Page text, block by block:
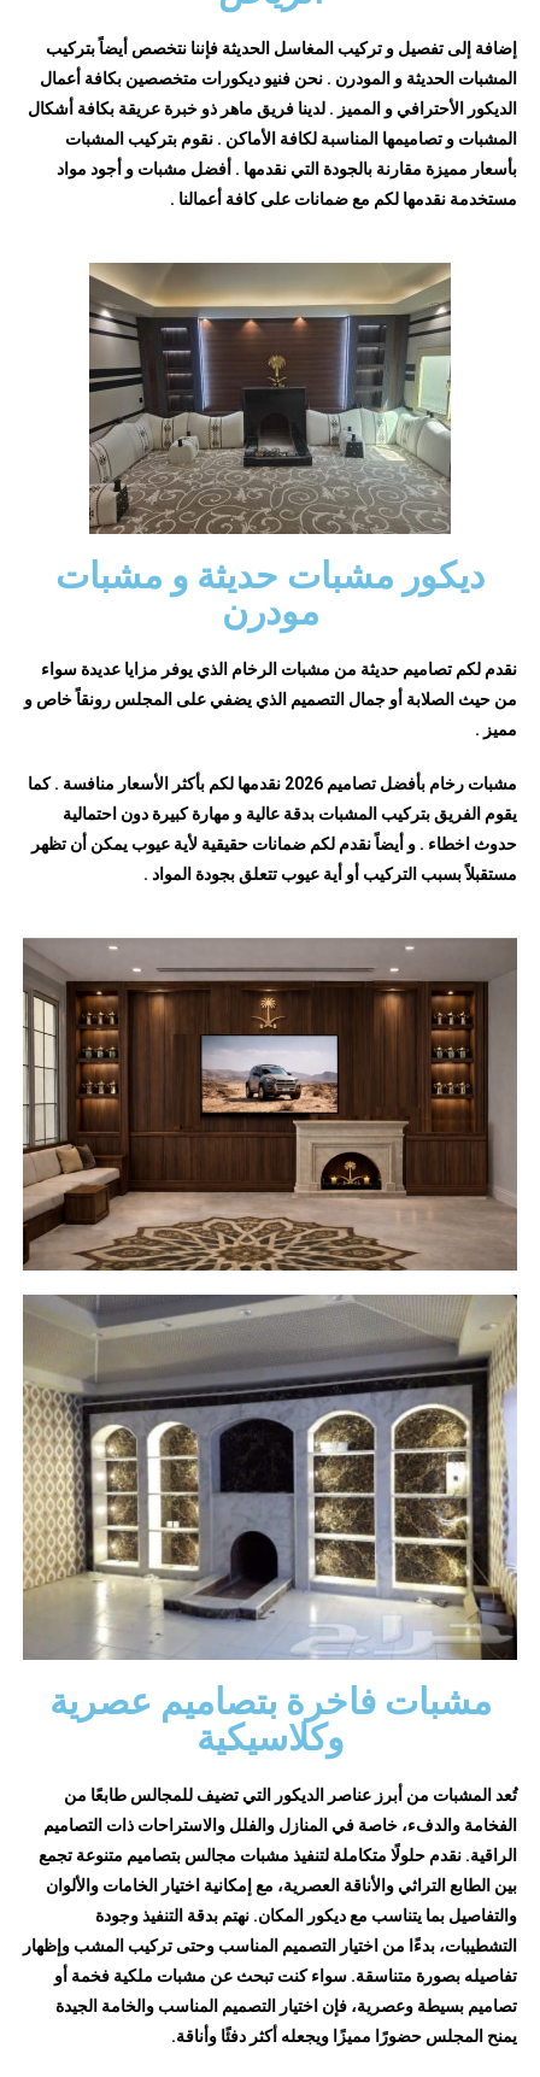
إضافة إلى تفصيل و تركيب المغاسل الحديثة فإننا نتخصص أيضاً بتركيب
المشبات الحديثة و المودرن . نحن فنيو ديكورات متخصصين بكافة أعمال
الديكور الأحترافي و المميز . لدينا فريق ماهر ذو خبرة عريقة بكافة أشكال
المشبات و تصاميمها المناسبة لكافة الأماكن . نقوم بتركيب المشبات
بأسعار مميزة مقارنة بالجودة التي نقدمها . أفضل مشبات و أجود مواد
مستخدمة نقدمها لكم مع ضمانات على كافة أعمالنا .
ديكور مشبات حديثة و مشبات
مودرن
نقدم لكم تصاميم حديثة من مشبات الرخام الذي يوفر مزايا عديدة سواء
من حيث الصلابة أو جمال التصميم الذي يضفي على المجلس رونقاً خاص و
مميز .
مشبات رخام بأفضل تصاميم 2026 نقدمها لكم بأكثر الأسعار منافسة . كما
يقوم الفريق بتركيب المشبات بدقة عالية و مهارة كبيرة دون احتمالية
حدوث اخطاء . و أيضاً نقدم لكم ضمانات حقيقية لأية عيوب يمكن أن تظهر
مستقبلاً بسبب التركيب أو أية عيوب تتعلق بجودة المواد .
مشبات فاخرة بتصاميم عصرية
وكلاسيكية
تُعد المشبات من أبرز عناصر الديكور التي تضيف للمجالس طابعًا من
الفخامة والدفء، خاصة في المنازل والفلل والاستراحات ذات التصاميم
الراقية. نقدم حلولًا متكاملة لتنفيذ مشبات مجالس بتصاميم متنوعة تجمع
بين الطابع التراثي والأناقة العصرية، مع إمكانية اختيار الخامات والألوان
والتفاصيل بما يتناسب مع ديكور المكان. نهتم بدقة التنفيذ وجودة
التشطيبات، بدءًا من اختيار التصميم المناسب وحتى تركيب المشب وإظهار
تفاصيله بصورة متناسقة. سواء كنت تبحث عن مشبات ملكية فخمة أو
تصاميم بسيطة وعصرية، فإن اختيار التصميم المناسب والخامة الجيدة
يمنح المجلس حضورًا مميزًا ويجعله أكثر دفئًا وأناقة.